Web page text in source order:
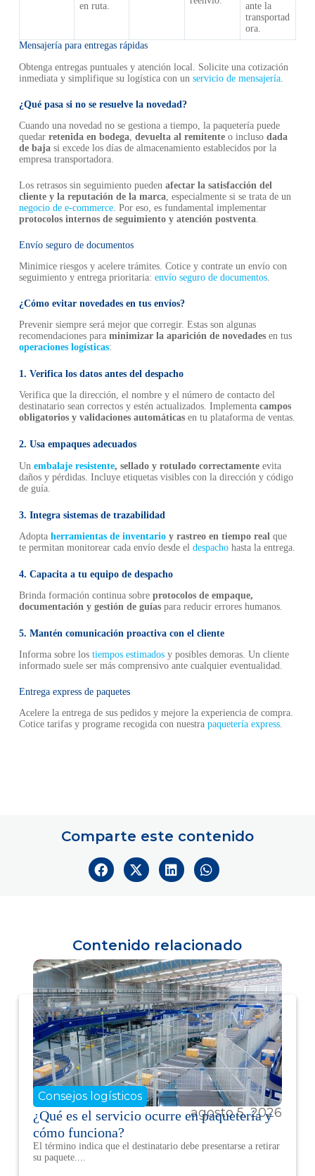
en ruta.
ante la
transportad
ora.
Mensajería para entregas rápidas
Obtenga entregas puntuales y atención local. Solicite una cotización
inmediata y simplifique su logística con un servicio de mensajería.
¿Qué pasa si no se resuelve la novedad?
Cuando una novedad no se gestiona a tiempo, la paquetería puede
quedar retenida en bodega devuelta al remitenteo incluso dada
de baja si excede los días de almacenamiento establecidos por la
empresa transportadora.
Los retrasos sin seguimiento pueden afectar la satisfacción del
cliente y la reputación de la marca , especialmente si se trata de un
negocio de e-commerce. Por eso, es fundamental implementar
protocolos internos de seguimiento y atención postventa
Envío seguro de documentos
Minimice riesgos y acelere trámites. Cotice y contrate un envío con
seguimiento y entrega prioritaria: envío seguro de documentos.
¿Cómo evitar novedades en tus envíos?
Prevenir siempre será mejor que corregir. Estas son algunas
recomendaciones para minimizar la aparición de novedadesen tus
operaciones logísticas:
1. Verifica los datos antes del despacho
Verifica que la dirección, el nombre y el número de contacto del
destinatario sean correctos y estén actualizados. Implementa campos
obligatorios y validaciones automáticasen tu plataforma de ventas.
2. Usa empaques adecuados
Un embalaje resistente, sellado y rotulado correctamenteevita
daños y pérdidas. Incluye etiquetas visibles con la dirección y código
de guía.
3. Integra sistemas de trazabilidad
Adopta herramientas de inventarioy rastreo en tiempo real que
te permitan monitorear cada envío desde el despachohasta la entrega.
4. Capacita a tu equipo de despacho
Brinda formación continua sobre protocolos de empaque,
documentación y gestión de guíaspara reducir errores humanos.
5. Mantén comunicación proactiva con el cliente
Informa sobre los tiempos estimadosy posibles demoras. Un cliente
informado suele ser más comprensivo ante cualquier eventualidad.
Entrega express de paquetes
Acelere la entrega de sus pedidos y mejore la experiencia de compra.
Cotice tarifas y programe recogida con nuestra paquetería express.
Comparte este contenido
Contenido relacionado
agosto 5, 2026
Consejos logísticos
¿Qué es el servicio ocurre en paquetería y
cómo funciona?
El término indica que el destinatario debe presentarse a retirar
su paquete....